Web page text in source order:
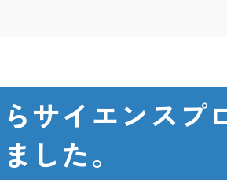
らサイエンス
した。